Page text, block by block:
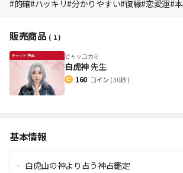
#的確#ハッキリ#分かりやすい#復縁#恋愛運#
販売商品 ( 1 )
ビャッコカミ
白虎神先生
160 コイン ( 30秒 )
基本情報
白虎山の神より占う神占鑑定